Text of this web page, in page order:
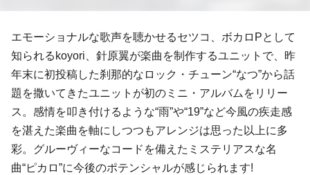
エモーショナルな歌声を聴かせるセツコ、ボカロPとして
知られるkoyori、針原翼が楽曲を制作するユニットで、昨
年末に初投稿した刹那的なロック・チューン“なつ”から話
題を撒いてきたユニットが初のミニ・アルバムをリリー
ス。感情を叩き付けるような“雨”や“19”など今風の疾走感
を湛えた楽曲を軸にしつつもアレンジは思った以上に多
彩。グルーヴィーなコードを備えたミステリアスな名
曲“ピカロ”に今後のポテンシャルが感じられます!